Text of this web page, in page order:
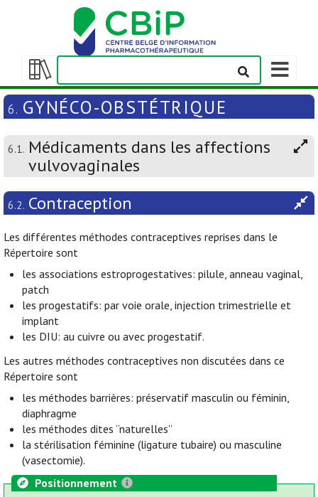
Afficher/masquer
la
table
matières
Afficher/
la
barre
navigation
6. GYNÉCO-OBSTÉTRIQUE
6.1. Médicaments dans les affections
vulvovaginales
6.2. Contraception
Les différentes méthodes contraceptives reprises dans le
Répertoire sont
les associations estroprogestatives: pilule, anneau vaginal,
patch
les progestatifs: par voie orale, injection trimestrielle et
implant
les DIU: au cuivre ou avec progestatif.
Les autres méthodes contraceptives non discutées dans ce
Répertoire sont
les méthodes barrières: préservatif masculin ou féminin,
diaphragme
les méthodes dites “naturelles”
la stérilisation féminine (ligature tubaire) ou masculine
(vasectomie).
Positionnement